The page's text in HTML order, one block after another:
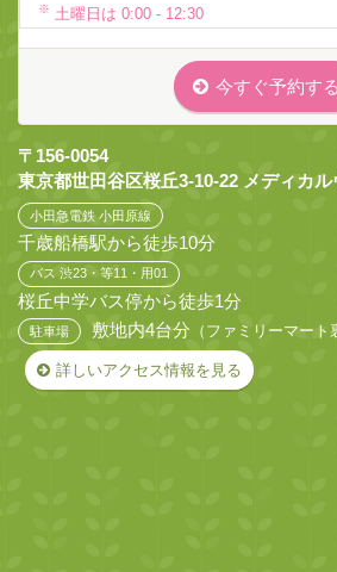
※ 土曜日は 0:00 - 12:30
今すぐ予約する
〒156-0054
東京都世田谷区桜丘3-10-22 メディカ
小田急電鉄 小田原線
千歳船橋駅から徒歩10分
バス 渋23・等11・用01
桜丘中学バス停から徒歩1分
駐車場 敷地内4台分 （ファミリーマート
詳しいアクセス情報を見る